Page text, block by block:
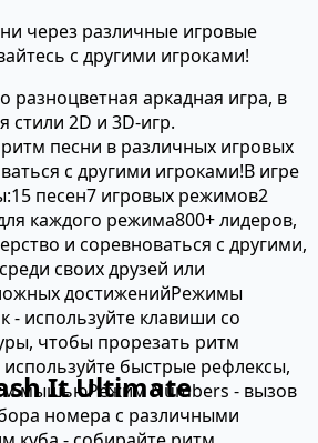
через различные игровые
с другими игроками!
разноцветная аркадная игра, в
стили 2D и 3D-игр.
песни в различных игровых
с другими игроками!В игре
15 песен7 игровых режимов2
каждого режима800+ лидеров,
и соревноваться с другими,
своих друзей или
достиженийРежимы
- используйте клавиши со
чтобы прорезать ритм
быстрые рефлексы,
мышьюРежим Numbers - вызов
номера с различными
It Ultimate